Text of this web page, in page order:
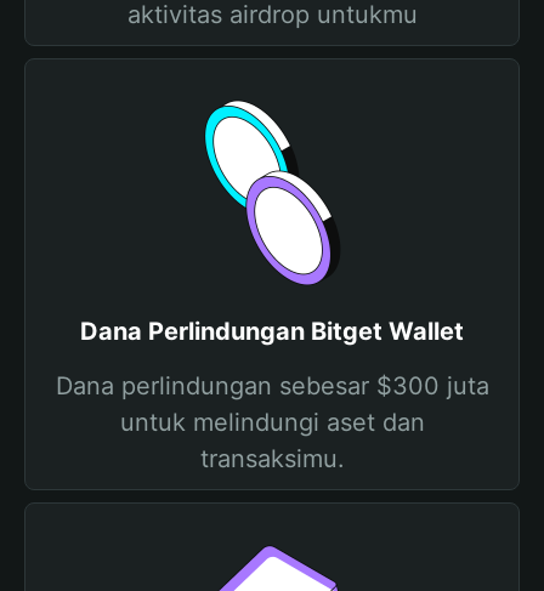
aktivitas airdrop untukmu
Dana Perlindungan Bitget Wallet
Dana perlindungan sebesar $300 juta
untuk melindungi aset dan
transaksimu.